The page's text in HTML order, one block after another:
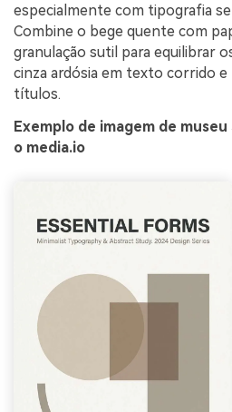
especialmente com tipografia
Combine o bege quente com
granulação sutil para equilibrar
cinza ardósia em texto corrido
títulos.
Exemplo de imagem de
o media.io